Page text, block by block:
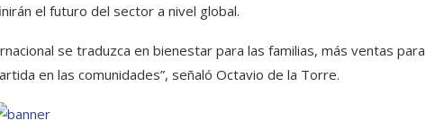
el futuro del sector a nivel global.
se traduzca en bienestar para las familias, más ventas para
en las comunidades”, señaló Octavio de la Torre.